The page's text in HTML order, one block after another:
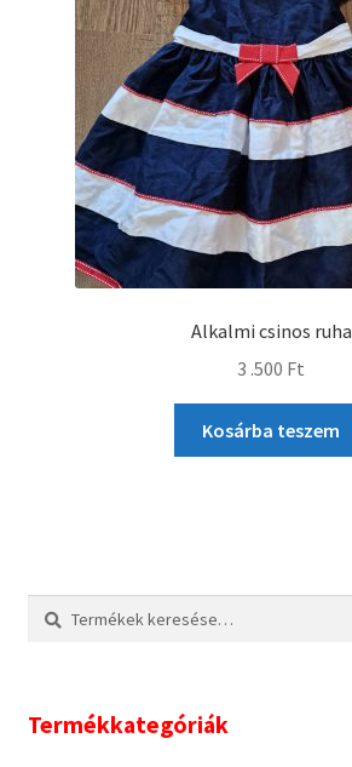
Alkalmi csinos ruha
3 .500 Ft
Kosárba teszem
Keresés
Keresés
Termékkategóriák